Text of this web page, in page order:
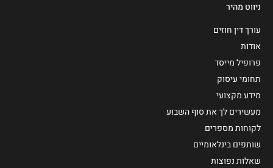
ניווט מהיר
עורך דין חוזים
אודות
פרופיל מייסד
תחומי עיסוק
מידע מקצועי
מעשירים לך את סוף השבוע
לקוחות מספרים
שותפים בינלאומיים
שאלות נפוצות